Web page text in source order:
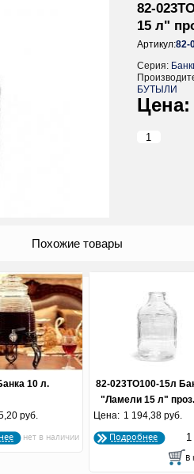
82-
15 л"
Артикул:82-
Серия:
БУТЫЛИ
Похожие товары
10 л.
руб.
82-023ТО100-15л
"Ламели 15 л"
крышкой
Цена: 1 194,38 руб.
Подробнее